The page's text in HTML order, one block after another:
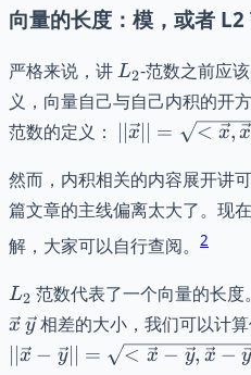
向量的长度：模，或者 L2
严格来说，讲 L_{2}
L2-范数之前应
义，向量自己与自己内积的
范数的定义： ||\vec{x}||
<\vec{x},
\vec{x}>
\sum
x = < x, x
然而，内积相关的内容展开讲
篇文章的主线偏离太大了。现
解，大家可以自行查阅。
2
L_{2}
L2 范数代表了一个向量的长
x \vec{y}
y相差的大小，我们可以计
x − y∣∣ = < x − y, x − y